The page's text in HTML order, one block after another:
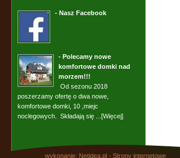
- Nasz Facebook
- Polecamy nowe
komfortowe domki nad
morzem!!!
Od sezonu 2018
poszerzamy ofertę o dwa nowe,
komfortowe domki, 10 ,miejc
noclegowych. Składają się ... [Więcej]
wykonanie: Netidea.pl - Strony internetowe